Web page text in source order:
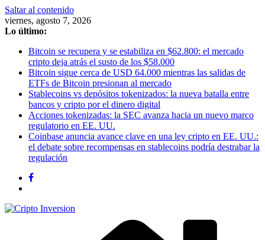
Saltar al contenido
viernes, agosto 7, 2026
Lo último:
Bitcoin se recupera y se estabiliza en $62.800: el mercado
cripto deja atrás el susto de los $58.000
Bitcoin sigue cerca de USD 64.000 mientras las salidas de
ETFs de Bitcoin presionan al mercado
Stablecoins vs depósitos tokenizados: la nueva batalla entre
bancos y cripto por el dinero digital
Acciones tokenizadas: la SEC avanza hacia un nuevo marco
regulatorio en EE. UU.
Coinbase anuncia avance clave en una ley cripto en EE. UU.:
el debate sobre recompensas en stablecoins podría destrabar la
regulación